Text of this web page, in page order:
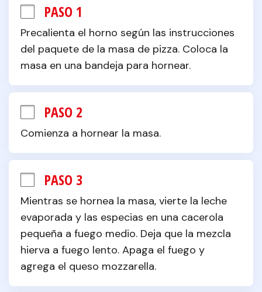
PASO 1
Precalienta el horno según las instrucciones
del paquete de la masa de pizza. Coloca la
masa en una bandeja para hornear.
PASO 2
Comienza a hornear la masa.
PASO 3
Mientras se hornea la masa, vierte la leche
evaporada y las especias en una cacerola
pequeña a fuego medio. Deja que la mezcla
hierva a fuego lento. Apaga el fuego y
agrega el queso mozzarella.